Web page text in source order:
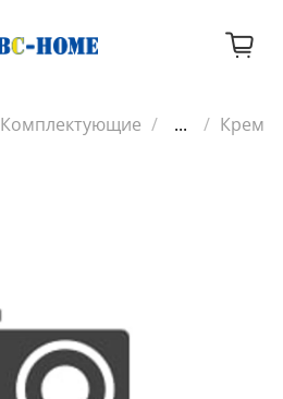
Комплектующие ... Крем